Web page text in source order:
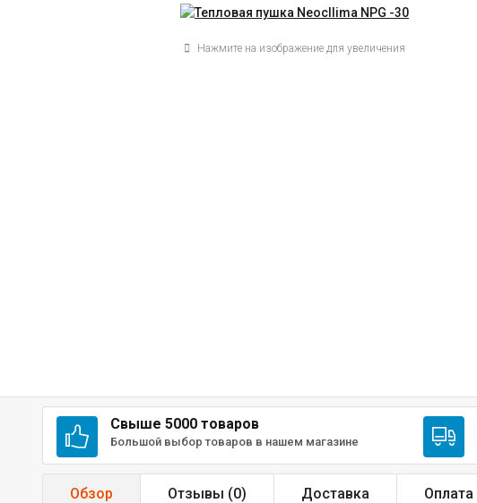
Нажмите на изображение для увеличения
Свыше 5000 товаров
Большой выбор товаров в нашем магазине
Обзор Отзывы (0) Доставка Оплата